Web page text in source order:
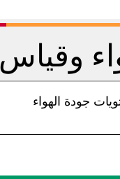
جودة الهواء